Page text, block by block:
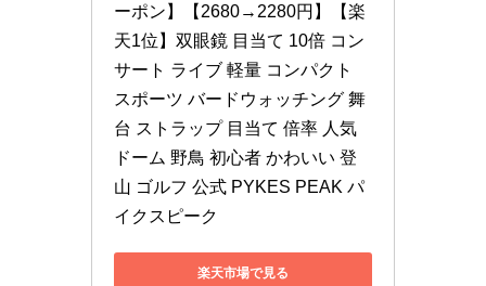
ーポン】【2680→2280円】【楽
天1位】双眼鏡 目当て 10倍 コン
サート ライブ 軽量 コンパクト
スポーツ バードウォッチング 舞
台 ストラップ 目当て 倍率 人気
ドーム 野鳥 初心者 かわいい 登
山 ゴルフ 公式 PYKES PEAK パ
イクスピーク
楽天市場で見る